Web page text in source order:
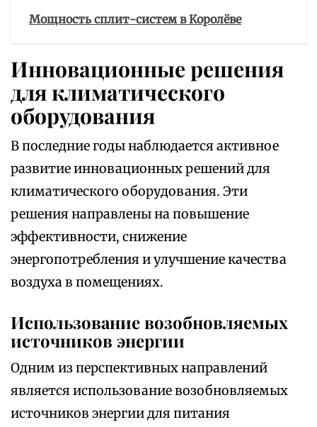
Мощность сплит-систем в Королёве
Инновационные решения
для климатического
оборудования
В последние годы наблюдается активное
развитие инновационных решений для
климатического оборудования. Эти
решения направлены на повышение
эффективности, снижение
энергопотребления и улучшение качества
воздуха в помещениях.
Использование возобновляемых
источников энергии
Одним из перспективных направлений
является использование возобновляемых
источников энергии для питания